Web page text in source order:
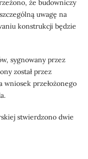
że budowniczy
uwagę na
konstrukcji będzie
sygnowany przez
został przez
wniosek przełożonego
stwierdzono dwie